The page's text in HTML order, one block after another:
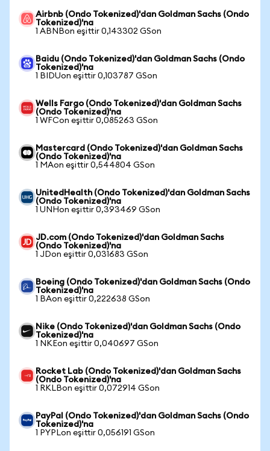
Airbnb (Ondo Tokenized)'dan Goldman Sachs (Ondo
Tokenized)'na
1 ABNBon eşittir 0,143302 GSon
Baidu (Ondo Tokenized)'dan Goldman Sachs (Ondo
Tokenized)'na
1 BIDUon eşittir 0,103787 GSon
Wells Fargo (Ondo Tokenized)'dan Goldman Sachs
(Ondo Tokenized)'na
1 WFCon eşittir 0,085263 GSon
Mastercard (Ondo Tokenized)'dan Goldman Sachs
(Ondo Tokenized)'na
1 MAon eşittir 0,544804 GSon
UnitedHealth (Ondo Tokenized)'dan Goldman Sachs
(Ondo Tokenized)'na
1 UNHon eşittir 0,393469 GSon
JD.com (Ondo Tokenized)'dan Goldman Sachs
(Ondo Tokenized)'na
1 JDon eşittir 0,031683 GSon
Boeing (Ondo Tokenized)'dan Goldman Sachs (Ondo
Tokenized)'na
1 BAon eşittir 0,222638 GSon
Nike (Ondo Tokenized)'dan Goldman Sachs (Ondo
Tokenized)'na
1 NKEon eşittir 0,040697 GSon
Rocket Lab (Ondo Tokenized)'dan Goldman Sachs
(Ondo Tokenized)'na
1 RKLBon eşittir 0,072914 GSon
PayPal (Ondo Tokenized)'dan Goldman Sachs (Ondo
Tokenized)'na
1 PYPLon eşittir 0,056191 GSon